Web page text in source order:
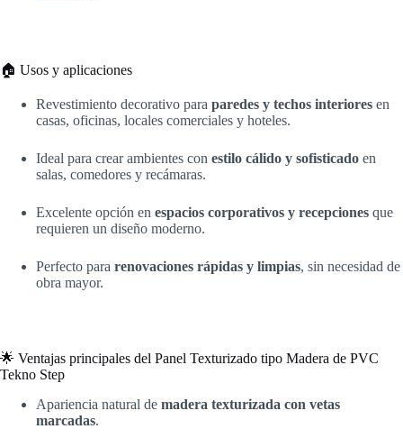
🏠 Usos y aplicaciones
Revestimiento decorativo para paredes y techos interiores en
casas, oficinas, locales comerciales y hoteles.
Ideal para crear ambientes con estilo cálido y sofisticado en
salas, comedores y recámaras.
Excelente opción en espacios corporativos y recepciones que
requieren un diseño moderno.
Perfecto para renovaciones rápidas y limpias, sin necesidad de
obra mayor.
🌟 Ventajas principales del Panel Texturizado tipo Madera de PVC
Tekno Step
Apariencia natural de madera texturizada con vetas
marcadas.